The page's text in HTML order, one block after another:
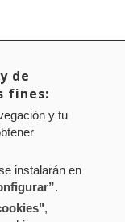
Compartir
cookies
de
fines:
y tu
instalarán en
.
,